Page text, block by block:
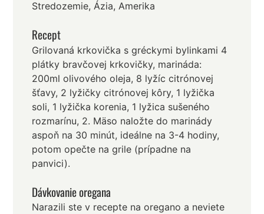
Stredozemie, Ázia, Amerika
Recept
Grilovaná krkovička s gréckymi bylinkami 4
plátky bravčovej krkovičky, marináda:
200ml olivového oleja, 8 lyžíc citrónovej
šťavy, 2 lyžičky citrónovej kôry, 1 lyžička
soli, 1 lyžička korenia, 1 lyžica sušeného
rozmarínu, 2. Mäso naložte do marinády
aspoň na 30 minút, ideálne na 3-4 hodiny,
potom opečte na grile (prípadne na
panvici).
Dávkovanie oregana
Narazili ste v recepte na oregano a neviete